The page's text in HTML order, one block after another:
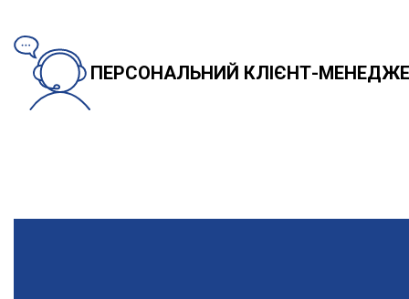
ПЕРСОНАЛЬНИЙ КЛІЄНТ-